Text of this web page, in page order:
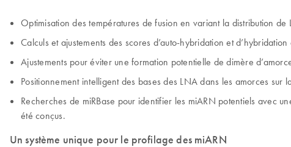
Optimisation des températures de fusion en variant la distribution
Calculs et ajustements des scores d’auto-hybridation et
Ajustements pour éviter une formation potentielle de dimère
Positionnement intelligent des bases des LNA dans les amorces
Recherches de miRBase pour identifier les miARN potentiels avec
été conçus.
Un système unique pour le profilage des miARN